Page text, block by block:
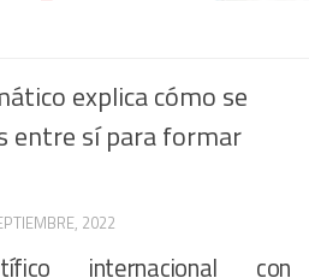
explica cómo se
entre sí para formar
2022
internacional con